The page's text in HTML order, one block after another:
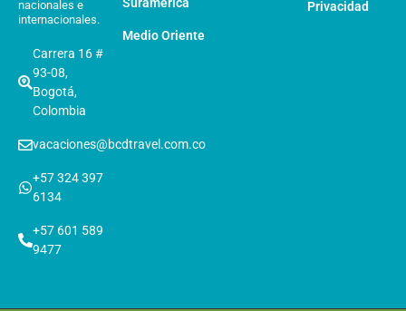
nacionales e
internacionales.
Carrera 16 #
93-08,
Bogotá,
Colombia
vacaciones@bcdtravel.com.co
+57 324 397
6134
+57 601 589
9477
Medio Oriente
Privacidad